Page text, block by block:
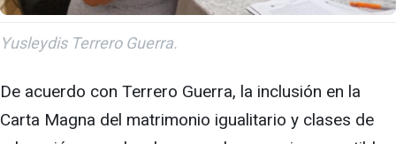
Yusleydis Terrero Guerra.
De acuerdo con Terrero Guerra, la inclusión en la
Carta Magna del matrimonio igualitario y clases de